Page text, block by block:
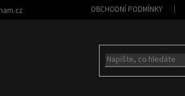
OBCHODNÍ PODMÍNKY